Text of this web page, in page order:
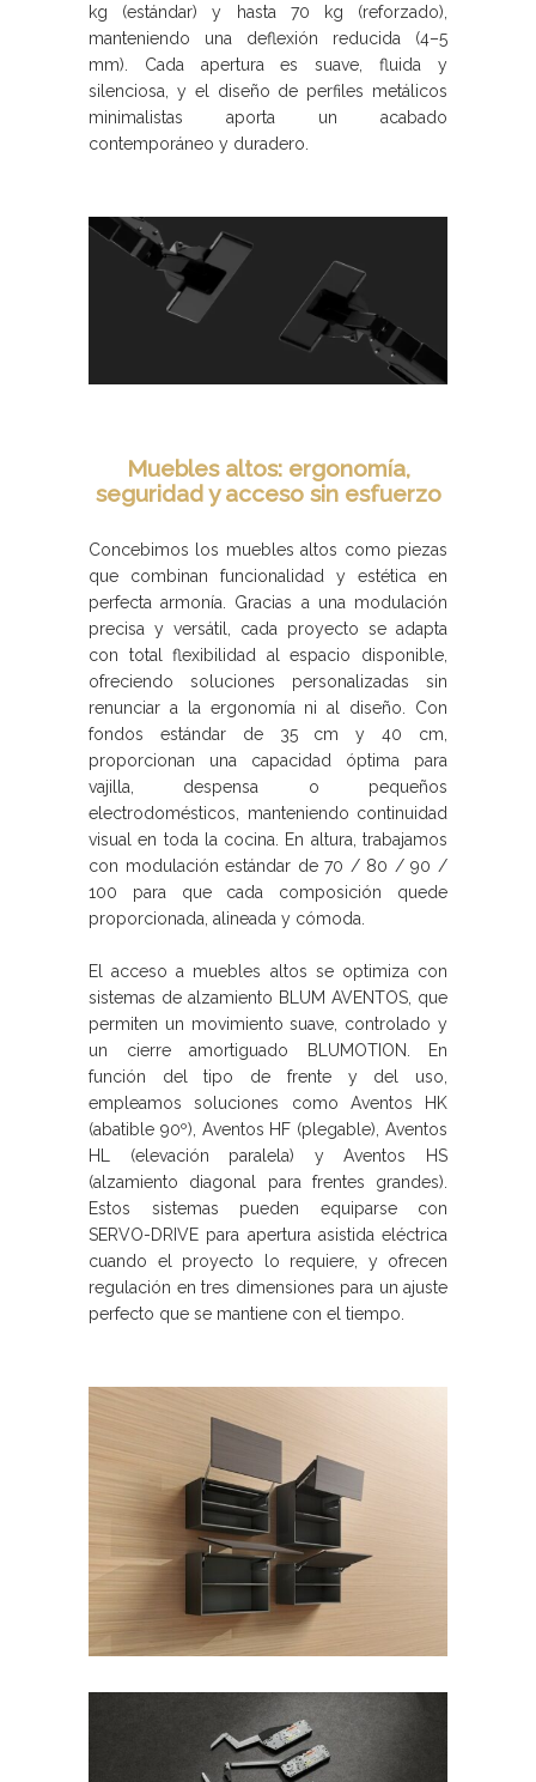
kg (estándar) y hasta 70 kg (reforzado),
manteniendo una deflexión reducida (4–5
mm). Cada apertura es suave, fluida y
silenciosa, y el diseño de perfiles metálicos
minimalistas aporta un acabado
contemporáneo y duradero.
Muebles altos: ergonomía,
seguridad y acceso sin esfuerzo
Concebimos los muebles altos como piezas
que combinan funcionalidad y estética en
perfecta armonía. Gracias a una modulación
precisa y versátil, cada proyecto se adapta
con total flexibilidad al espacio disponible,
ofreciendo soluciones personalizadas sin
renunciar a la ergonomía ni al diseño. Con
fondos estándar de 35 cm y 40 cm,
proporcionan una capacidad óptima para
vajilla, despensa o pequeños
electrodomésticos, manteniendo continuidad
visual en toda la cocina. En altura, trabajamos
con modulación estándar de 70 / 80 / 90 /
100 para que cada composición quede
proporcionada, alineada y cómoda.
El acceso a muebles altos se optimiza con
sistemas de alzamiento BLUM AVENTOS, que
permiten un movimiento suave, controlado y
un cierre amortiguado BLUMOTION. En
función del tipo de frente y del uso,
empleamos soluciones como Aventos HK
(abatible 90º), Aventos HF (plegable), Aventos
HL (elevación paralela) y Aventos HS
(alzamiento diagonal para frentes grandes).
Estos sistemas pueden equiparse con
SERVO-DRIVE para apertura asistida eléctrica
cuando el proyecto lo requiere, y ofrecen
regulación en tres dimensiones para un ajuste
perfecto que se mantiene con el tiempo.